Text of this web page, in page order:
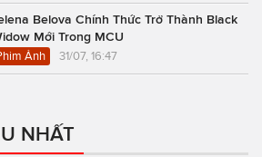
Belova Chính Thức Trở Thành Black
Mới Trong MCU
Ảnh 31/07, 16:47
NHẤT